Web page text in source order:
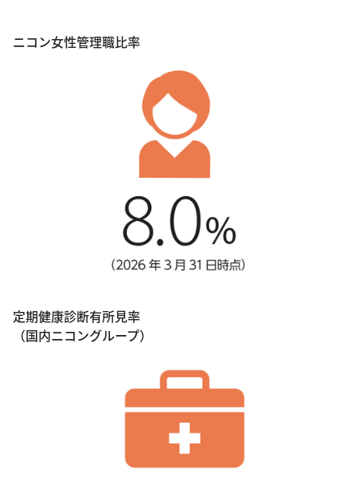
ニコン女性管理職比率
定期健康診断有所見率
（国内ニコングループ）